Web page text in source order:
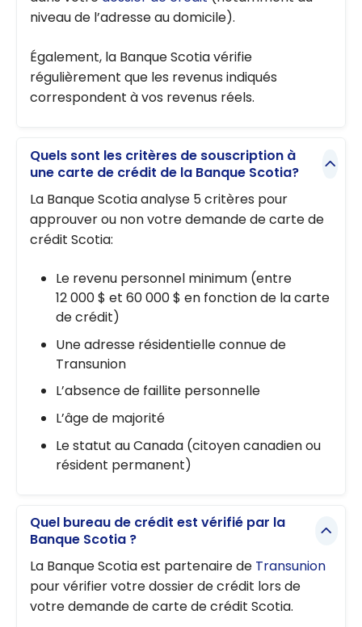
niveau de l’adresse au domicile).
Également, la Banque Scotia vérifie
régulièrement que les revenus indiqués
correspondent à vos revenus réels.
Quels sont les critères de souscription à
une carte de crédit de la Banque Scotia?
La Banque Scotia analyse 5 critères pour
approuver ou non votre demande de carte de
crédit Scotia:
Le revenu personnel minimum (entre
12 000 $ et 60 000 $ en fonction de la carte
de crédit)
Une adresse résidentielle connue de
Transunion
L’absence de faillite personnelle
L’âge de majorité
Le statut au Canada (citoyen canadien ou
résident permanent)
Quel bureau de crédit est vérifié par la
Banque Scotia ?
La Banque Scotia est partenaire de Transunion
pour vérifier votre dossier de crédit lors de
votre demande de carte de crédit Scotia.